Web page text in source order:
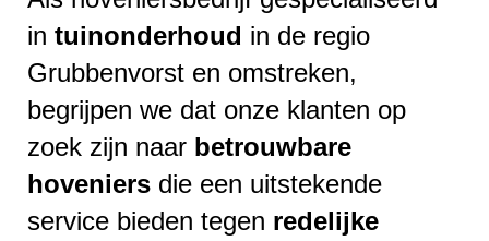
in tuinonderhoud in de regio
Grubbenvorst en omstreken,
begrijpen we dat onze klanten op
zoek zijn naar betrouwbare
hoveniers die een uitstekende
service bieden tegen redelijke